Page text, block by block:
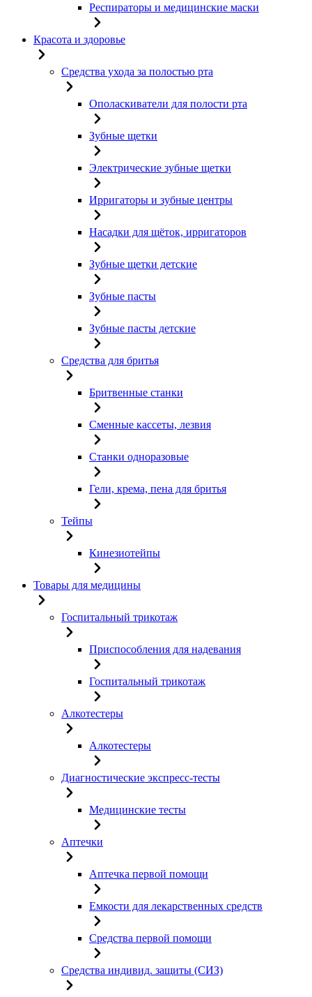
Респираторы и медицинские маски
Красота и здоровье
Средства ухода за полостью рта
Ополаскиватели для полости рта
Зубные щетки
Электрические зубные щетки
Ирригаторы и зубные центры
Насадки для щёток, ирригаторов
Зубные щетки детские
Зубные пасты
Зубные пасты детские
Средства для бритья
Бритвенные станки
Сменные кассеты, лезвия
Станки одноразовые
Гели, крема, пена для бритья
Тейпы
Кинезиотейпы
Товары для медицины
Госпитальный трикотаж
Приспособления для надевания
Госпитальный трикотаж
Алкотестеры
Алкотестеры
Диагностические экспресс-тесты
Медицинские тесты
Аптечки
Аптечка первой помощи
Емкости для лекарственных средств
Средства первой помощи
Средства индивид. защиты (СИЗ)